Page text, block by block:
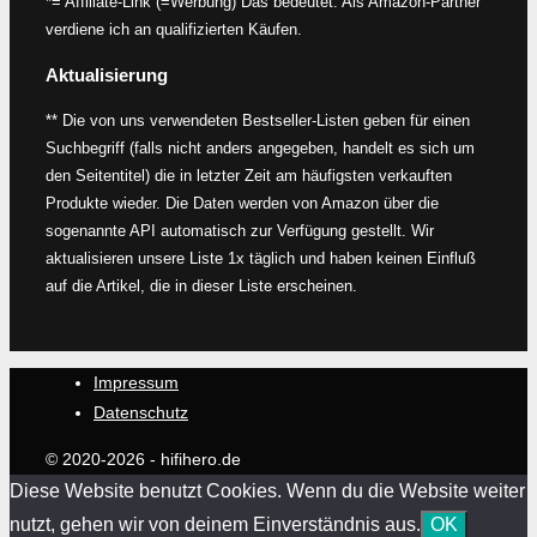
verdiene ich an qualifizierten Käufen.
Aktualisierung
** Die von uns verwendeten Bestseller-Listen geben für einen
Suchbegriff (falls nicht anders angegeben, handelt es sich um
den Seitentitel) die in letzter Zeit am häufigsten verkauften
Produkte wieder. Die Daten werden von Amazon über die
sogenannte API automatisch zur Verfügung gestellt. Wir
aktualisieren unsere Liste 1x täglich und haben keinen Einfluß
auf die Artikel, die in dieser Liste erscheinen.
Impressum
Datenschutz
© 2020-2026 - hifihero.de
Diese Website benutzt Cookies. Wenn du die Website weiter
nutzt, gehen wir von deinem Einverständnis aus. OK